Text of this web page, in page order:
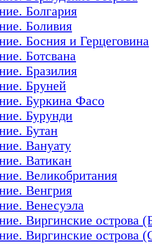
Болгария
Боливия
Босния и Герцеговина
Ботсвана
Бразилия
Бруней
Буркина Фасо
Бурунди
Бутан
Вануату
Ватикан
Великобритания
Венгрия
Венесуэла
Виргинские острова
Виргинские